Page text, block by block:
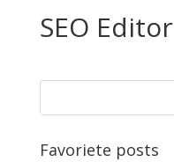
SEO Editor
Favoriete posts